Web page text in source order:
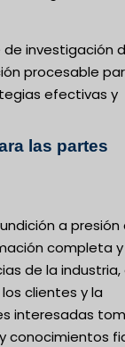
investigación
procesable
efectivas y
las partes
a presión
completa y
de la industria,
clientes y la
interesadas
conocimientos